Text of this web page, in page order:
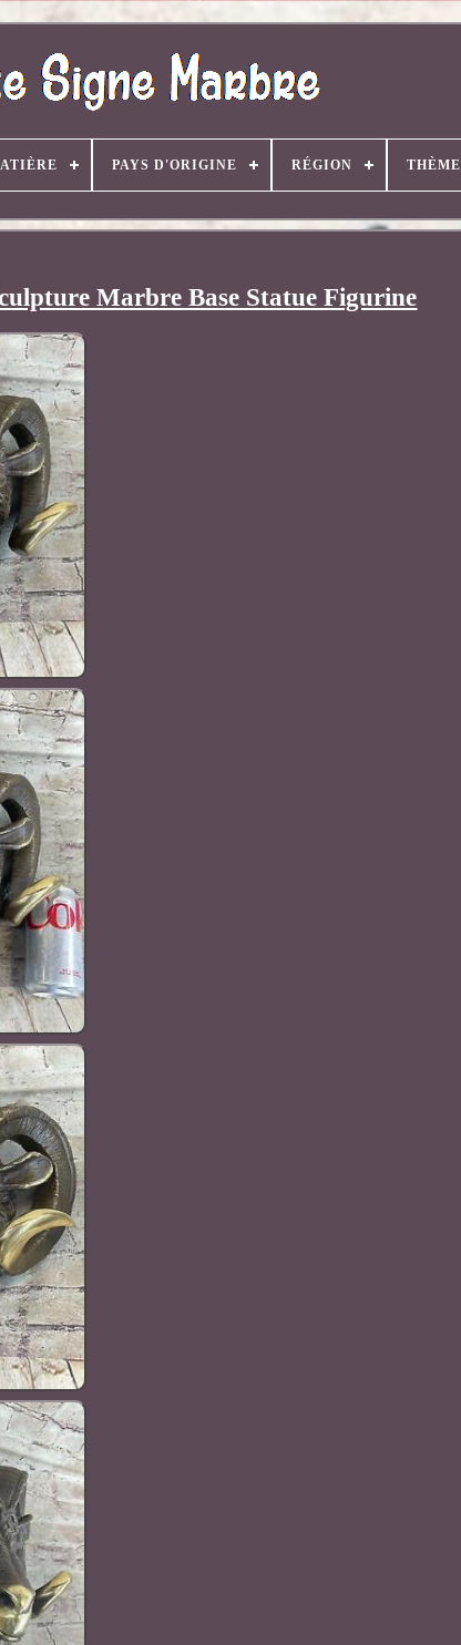
PAYS D'ORIGINE RÉGION THÈME
Marbre Base Statue Figurine